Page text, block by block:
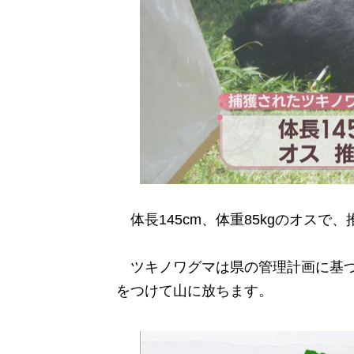
体長145cm、体重85kgのオスで、
ツキノワグマは県の管理計画に基
をつけて山に放ちます。